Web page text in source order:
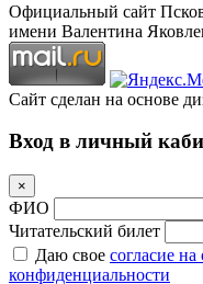
Официальный сайт
имени Валентина
Сайт сделан на основе
Вход в личный
×
ФИО
Читательский билет
Даю свое согласие
конфиденциальности